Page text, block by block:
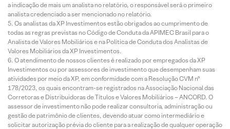
a indicação de mais um analista no relatório, o responsável será o primeiro
analista credenciado a ser mencionado no relatório.
Os analistas da XP Investimentos estão obrigados ao cumprimento de
todas as regras previstas no Código de Conduta da APIMEC Brasil para o
Analista de Valores Mobiliários e na Política de Conduta dos Analistas de
Valores Mobiliários da XP Investimentos.
O atendimento de nossos clientes é realizado por empregados da XP
Investimentos ou por assessores de investimento que desempenham suas
atividades por meio da XP, em conformidade com a Resolução CVM nº
178/2023, os quais encontram-se registrados na Associação Nacional das
Corretoras e Distribuidoras de Títulos e Valores Mobiliários – ANCORD. O
assessor de investimento não pode realizar consultoria, administração ou
gestão de patrimônio de clientes, devendo atuar como intermediário e
solicitar autorização prévia do cliente para a realização de qualquer operação